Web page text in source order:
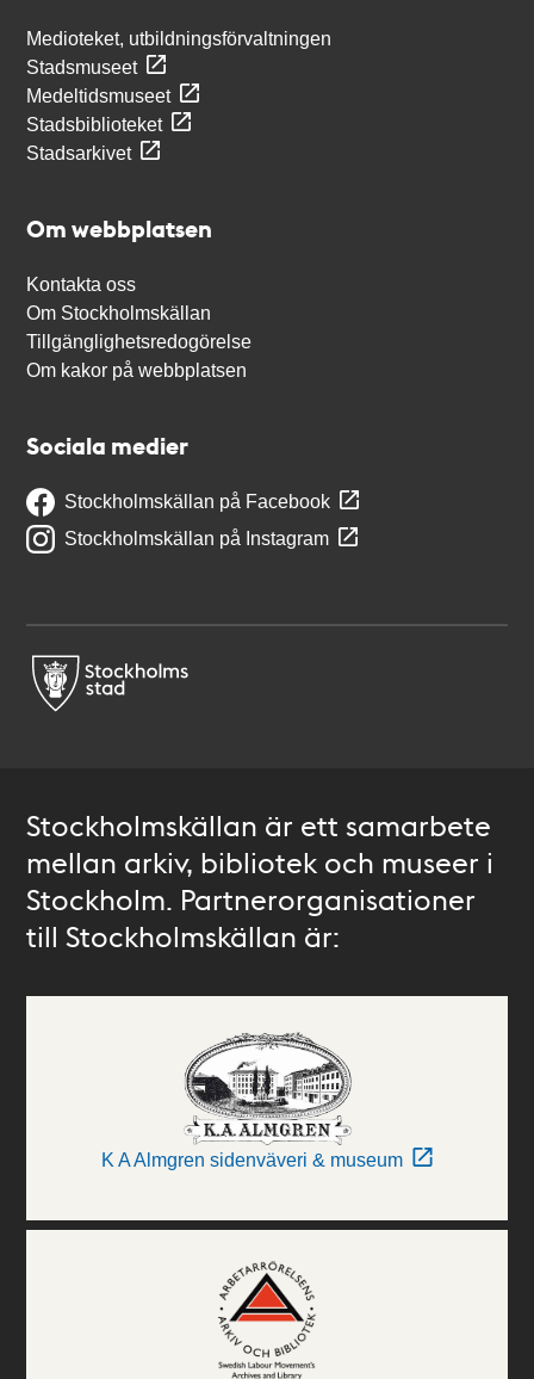
Medioteket, utbildningsförvaltningen
Stadsmuseet
Medeltidsmuseet
Stadsbiblioteket
Stadsarkivet
Om webbplatsen
Kontakta oss
Om Stockholmskällan
Tillgänglighetsredogörelse
Om kakor på webbplatsen
Sociala medier
Stockholmskällan på Facebook
Stockholmskällan på Instagram
Stockholmskällan är ett samarbete
mellan arkiv, bibliotek och museer i
Stockholm. Partnerorganisationer
till Stockholmskällan är:
K A Almgren sidenväveri & museum